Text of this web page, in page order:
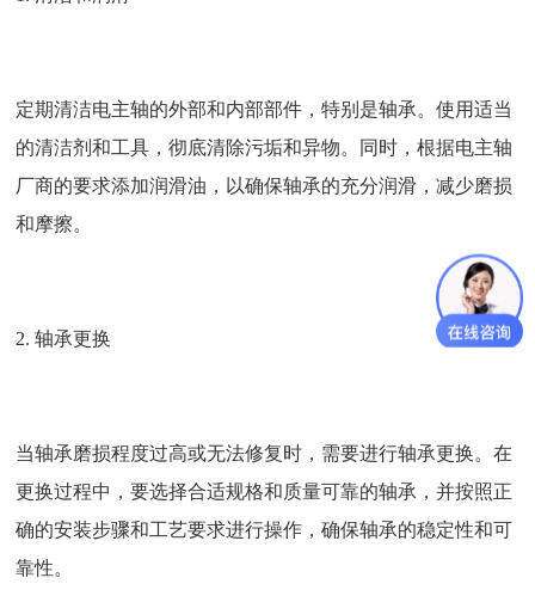
定期清洁电主轴的外部和内部部件，特别是轴承。使用适当
的清洁剂和工具，彻底清除污垢和异物。同时，根据电主轴
厂商的要求添加润滑油，以确保轴承的充分润滑，减少磨损
和摩擦。
2. 轴承更换
当轴承磨损程度过高或无法修复时，需要进行轴承更换。在
更换过程中，要选择合适规格和质量可靠的轴承，并按照正
确的安装步骤和工艺要求进行操作，确保轴承的稳定性和可
靠性。